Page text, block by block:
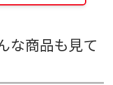
な商品も見て